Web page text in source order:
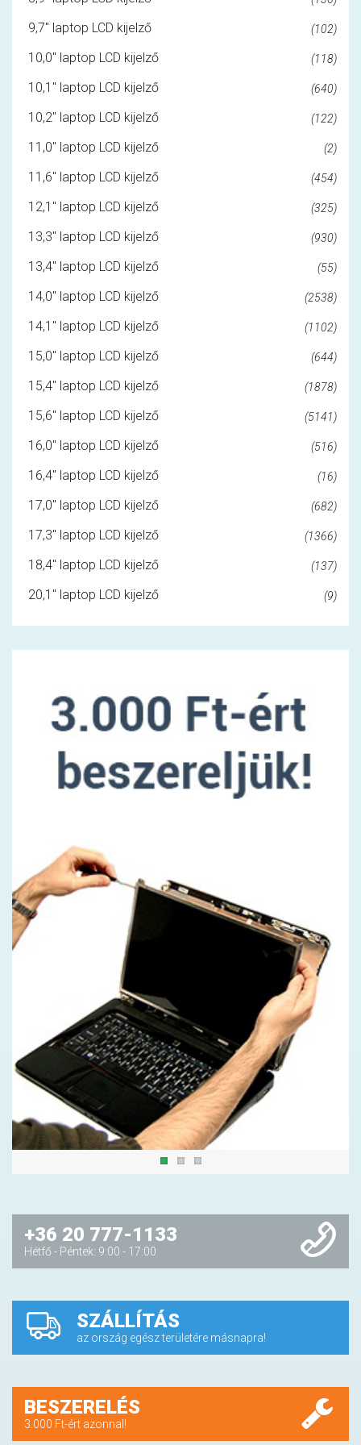
9,7" laptop LCD kijelző (102)
10,0" laptop LCD kijelző (118)
10,1" laptop LCD kijelző (640)
10,2" laptop LCD kijelző (122)
11,0" laptop LCD kijelző (2)
11,6" laptop LCD kijelző (454)
12,1" laptop LCD kijelző (325)
13,3" laptop LCD kijelző (930)
13,4" laptop LCD kijelző (55)
14,0" laptop LCD kijelző (2538)
14,1" laptop LCD kijelző (1102)
15,0" laptop LCD kijelző (644)
15,4" laptop LCD kijelző (1878)
15,6" laptop LCD kijelző (5141)
16,0" laptop LCD kijelző (516)
16,4" laptop LCD kijelző (16)
17,0" laptop LCD kijelző (682)
17,3" laptop LCD kijelző (1366)
18,4" laptop LCD kijelző (137)
20,1" laptop LCD kijelző (9)
+36 20 777-1133
Hétfő - Péntek: 9:00 - 17:00
SZÁLLÍTÁS
az ország egész területére másnapra!
BESZERELÉS
3.000 Ft-ért azonnal!